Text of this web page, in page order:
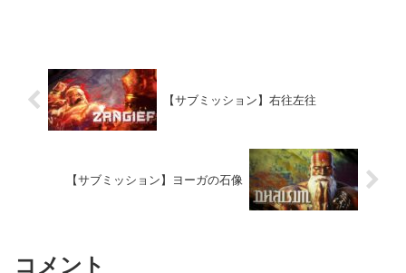
【サブミッション】右往左往
【サブミッション】ヨーガの石像
コメント